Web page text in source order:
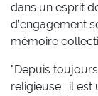
dans un esprit
d’engagement
mémoire
"Depuis
religieuse ; il est